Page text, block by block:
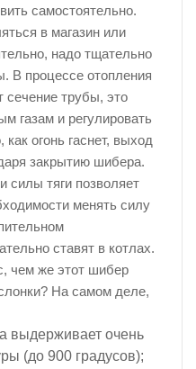
самостоятельно.
в магазин или
надо тщательно
В процессе отопления
сечение трубы, это
газам и регулировать
огонь гаснет, выход
закрытию шибера.
силы тяги позволяет
менять силу
ставят в котлах.
чем же этот шибер
На самом деле,
выдерживает очень
(до 900 градусов);